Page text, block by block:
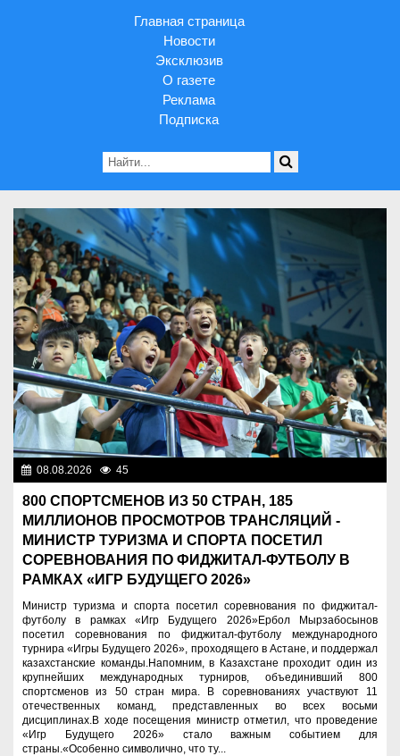
Главная страница
Новости
Эксклюзив
О газете
Реклама
Подписка
08.08.2026 45
800 СПОРТСМЕНОВ ИЗ 50 СТРАН, 185
МИЛЛИОНОВ ПРОСМОТРОВ ТРАНСЛЯЦИЙ -
МИНИСТР ТУРИЗМА И СПОРТА ПОСЕТИЛ
СОРЕВНОВАНИЯ ПО ФИДЖИТАЛ-ФУТБОЛУ В
РАМКАХ «ИГР БУДУЩЕГО 2026»
Министр туризма и спорта посетил соревнования по фиджитал-
футболу в рамках «Игр Будущего 2026»Ербол Мырзабосынов
посетил соревнования по фиджитал-футболу международного
турнира «Игры Будущего 2026», проходящего в Астане, и поддержал
казахстанские команды.Напомним, в Казахстане проходит один из
крупнейших международных турниров, объединивший 800
спортсменов из 50 стран мира. В соревнованиях участвуют 11
отечественных команд, представленных во всех восьми
дисциплинах.В ходе посещения министр отметил, что проведение
«Игр Будущего 2026» стало важным событием для
страны.«Особенно символично, что ту...